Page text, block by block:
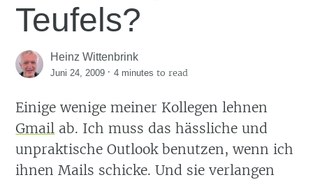
Teufels?
Heinz Wittenbrink
Juni 24, 2009 ·4 minutes to read
Einige wenige meiner Kollegen lehnen
Gmail ab. Ich muss das hässliche und
unpraktische Outlook benutzen, wenn ich
ihnen Mails schicke. Und sie verlangen